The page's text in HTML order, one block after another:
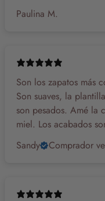
Paulina M.
Son los zapatos más
Son suaves, la
son pesados. Amé la
miel. Los acabados
Sandy
Comprador